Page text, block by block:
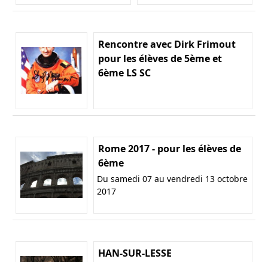
Rencontre avec Dirk Frimout
pour les élèves de 5ème et
6ème LS SC
Rome 2017 - pour les élèves de
6ème
Du samedi 07 au vendredi 13 octobre
2017
HAN-SUR-LESSE